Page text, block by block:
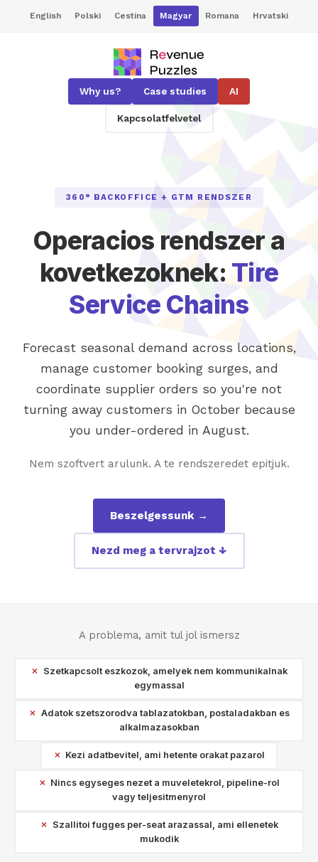
English Polski Cestina Magyar Romana Hrvatski
Why us? Case studies AI
Kapcsolatfelvetel
360° BACKOFFICE + GTM RENDSZER
Operacios rendszer a
kovetkezoknek: Tire
Service Chains
Forecast seasonal demand across locations,
manage customer booking surges, and
coordinate supplier orders so you're not
turning away customers in October because
you under-ordered in August.
Nem szoftvert arulunk. A te rendszeredet epitjuk.
Beszelgessunk →
Nezd meg a tervrajzot ↓
A problema, amit tul jol ismersz
Szetkapcsolt eszkozok, amelyek nem kommunikalnak
egymassal
Adatok szetszorodva tablazatokban, postaladakban es
alkalmazasokban
Kezi adatbevitel, ami hetente orakat pazarol
Nincs egyseges nezet a muveletekrol, pipeline-rol
vagy teljesitmenyrol
Szallitoi fugges per-seat arazassal, ami ellenetek
mukodik